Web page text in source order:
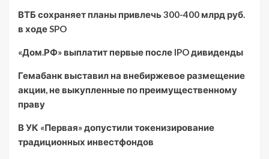
ВТБ сохраняет планы привлечь 300-400 млрд руб.
в ходе SPO
«Дом.РФ» выплатит первые после IPO дивиденды
Гемабанк выставил на внебиржевое размещение
акции, не выкупленные по преимущественному
праву
В УК «Первая» допустили токенизирование
традиционных инвестфондов